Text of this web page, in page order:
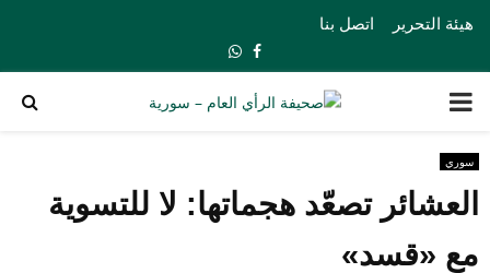
هيئة التحرير اتصل بنا
Facebook
Whatsapp
PRIMARY
MENU
سوري
العشائر تصعّد هجماتها: لا للتسوية
مع «قسد»